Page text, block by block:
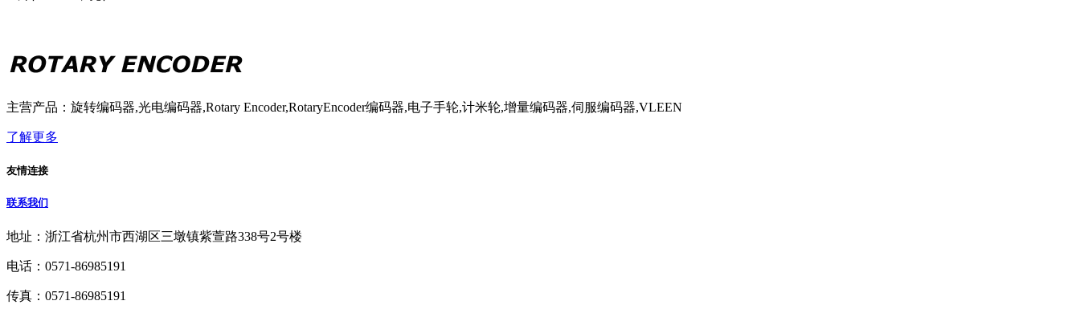
主营产品：旋转编码器,光电编码器,Rotary Encoder,RotaryEncoder编码器,电子手轮,计米轮,增量编码器,伺服编码器,VLEEN
了解更多
友情连接
联系我们
地址：浙江省杭州市西湖区三墩镇紫萱路338号2号楼
电话：0571-86985191
传真：0571-86985191